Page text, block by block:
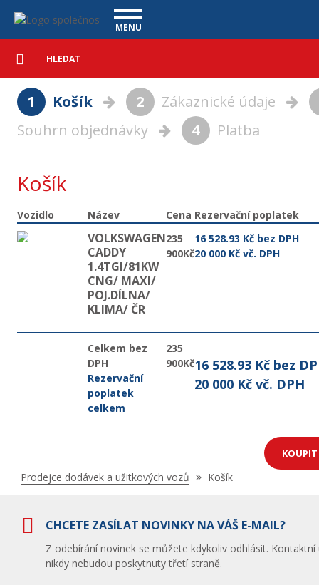
Navigace
MENU
VÝKUP VOZŮ
ÚVĚR ZDARMA
ZÁRUKA NA OJETÉ VOZY
ONLINE VIDEO PROHLÍDKY
UPLATNĚNÍ VAD
NÁŠ TÝM
NAŠE VIDEA
MAGAZÍN
KONTAKT
Podrobné
vyhledávání
Vyhledat
1 Košík 2
Zákaznické údaje
Souhrn objednávky
4 Platba
Košík
Vozidlo Název Cena Rezervační poplatek
VOLKSWAGEN
CADDY
1.4TGI/81KW
CNG/ MAXI/
POJ.DÍLNA/
KLIMA/ ČR
235
900Kč
16 528.93 Kč bez DPH
20 000 Kč vč. DPH
Celkem bez
DPH
Rezervační
poplatek
celkem
235
900Kč16 528.93 Kč bez
20 000 Kč vč. DPH
Nacházíte
Prodejce dodávek a užitkových vozů Košík
CHCETE ZASÍLAT NOVINKY NA VÁŠ E-MAIL?
Z odebírání novinek se můžete kdykoliv odhlásit. Kontaktní
nikdy nebudou poskytnuty třetí straně.